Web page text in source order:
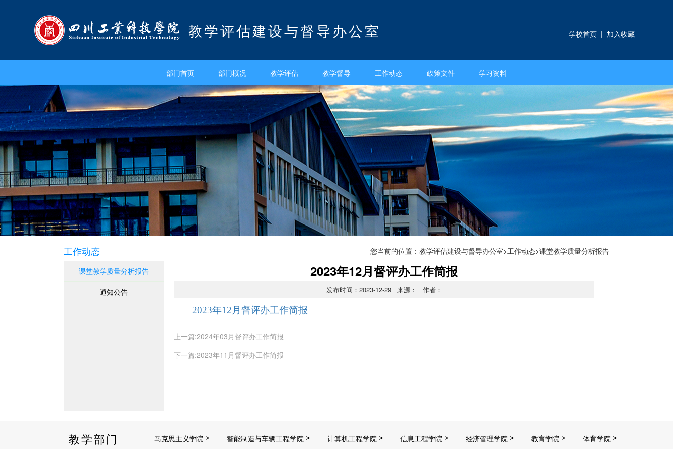
教学评估建设与督导办公室 学校首页 | 加入收藏
部门首页 部门概况 教学评估 教学督导 工作动态 政策文件 学习资料
工作动态
课堂教学质量分析报告
通知公告
您当前的位置： 教学评估建设与督导办公室>工作动态>课堂教学质量分析报告
2023年12月督评办工作简报
发布时间：2023-12-29 来源： 作者：
2023年12月督评办工作简报
上一篇:2024年03月督评办工作简报
下一篇:2023年11月督评办工作简报
教学部门 马克思主义学院 智能制造与车辆工程学院 计算机工程学院 信息工程学院 经济管理学院 教育学院 体育学院